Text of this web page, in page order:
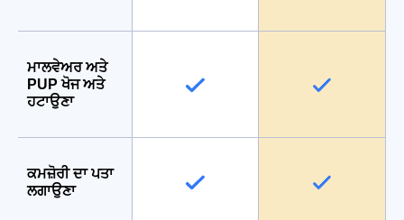
ਮਾਲਵੇਅਰ ਅਤੇ
PUP ਖੋਜ ਅਤੇ
ਹਟਾਉਣਾ
ਕਮਜ਼ੋਰੀ ਦਾ ਪਤਾ
ਲਗਾਉਣਾ